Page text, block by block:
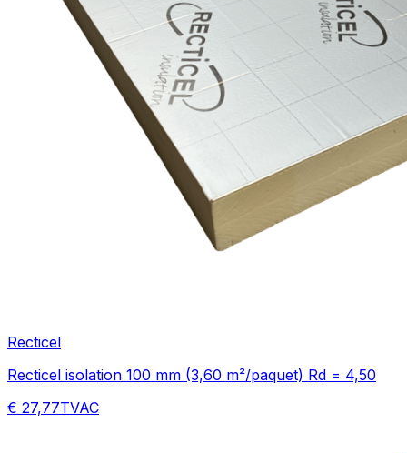
Recticel
Recticel isolation 100 mm (3,60 m²/paquet) Rd = 4,50
€ 27,77TVAC